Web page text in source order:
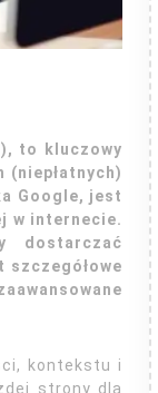
to kluczowy
Google, jest
w internecie.
dostarczać
kontekstu i
strony dla